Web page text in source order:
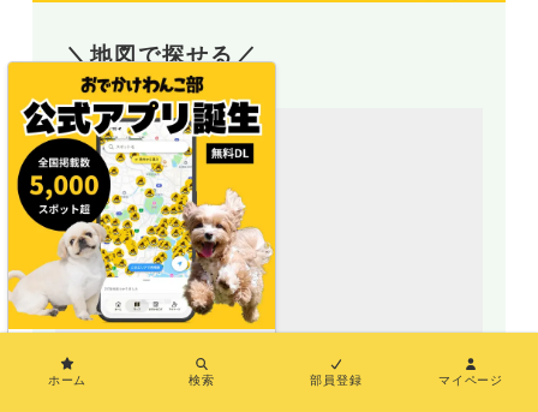
＼地図で探せる／
ホーム 検索 部員登録 マイページ